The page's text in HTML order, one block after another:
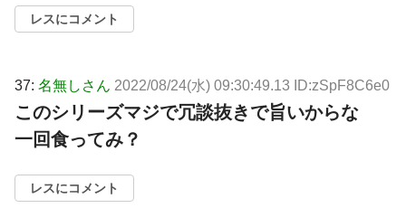
レスにコメント
37: 名無しさん 2022/08/24(水) 09:30:49.13 ID:zSpF8C6e0
このシリーズマジで冗談抜きで旨いからな
一回食ってみ？
レスにコメント